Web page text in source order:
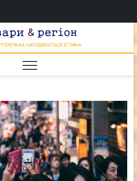
НАРОДЖУЄТЬСЯ